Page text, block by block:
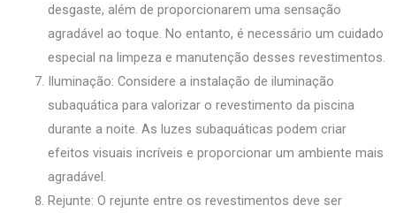
desgaste, além de proporcionarem uma sensação
agradável ao toque. No entanto, é necessário um cuidado
especial na limpeza e manutenção desses revestimentos.
Iluminação: Considere a instalação de iluminação
subaquática para valorizar o revestimento da piscina
durante a noite. As luzes subaquáticas podem criar
efeitos visuais incríveis e proporcionar um ambiente mais
agradável.
Rejunte: O rejunte entre os revestimentos deve ser